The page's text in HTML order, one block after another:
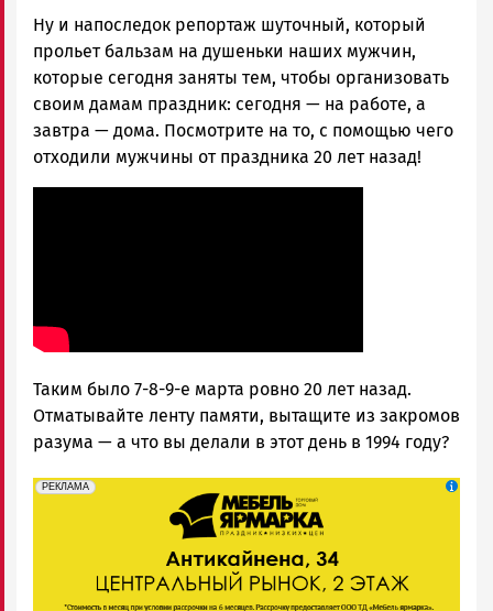
Ну и напоследок репортаж шуточный, который
прольет бальзам на душеньки наших мужчин,
которые сегодня заняты тем, чтобы организовать
своим дамам праздник: сегодня — на работе, а
завтра — дома. Посмотрите на то, с помощью чего
отходили мужчины от праздника 20 лет назад!
Таким было 7-8-9-е марта ровно 20 лет назад.
Отматывайте ленту памяти, вытащите из закромов
разума — а что вы делали в этот день в 1994 году?
erid: 2SDnjeFymr3
РЕКЛАМА
Реклама